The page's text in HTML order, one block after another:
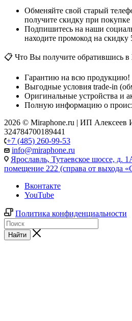
Обменяйте свой старый
получите скидку при
Подпишитесь на наши
находите промокод на скидку
📋 Что Вы получите обратившись в
Гарантию на всю продукцию!
Выгодные условия trade-in
Оригинальные устройства и
Полную информацию о
2026 © Miraphone.ru | ИП
324784700189441
+7 (485) 260-99-53
info@miraphone.ru
Ярославль, Тутаевское шоссе, д.
помещение 222 (справа от выхода
Вконтакте
YouTube
Политика конфиденциальности
Найти